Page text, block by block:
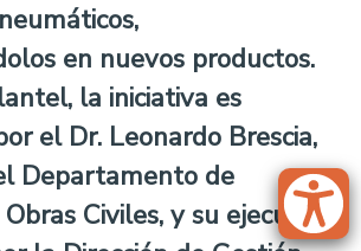
en nuevos productos.
la iniciativa es
el Dr. Leonardo Brescia,
Departamento de
Civiles, y su ejecución